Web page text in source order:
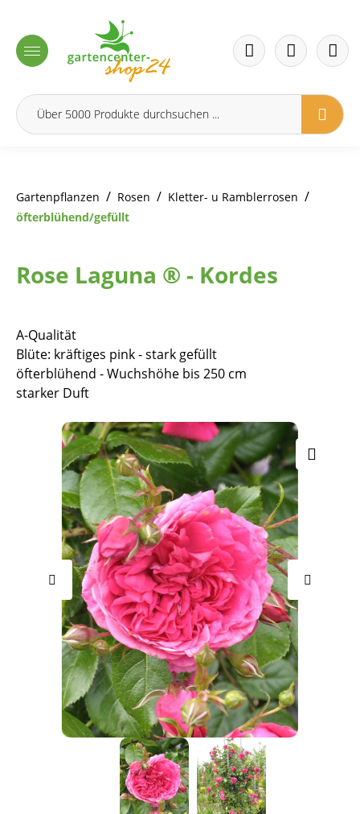
Gartenpflanzen / Rosen / Kletter- u Ramblerrosen /
öfterblühend/gefüllt
Rose Laguna ® - Kordes
A-Qualität
Blüte: kräftiges pink - stark gefüllt
öfterblühend - Wuchshöhe bis 250 cm
starker Duft